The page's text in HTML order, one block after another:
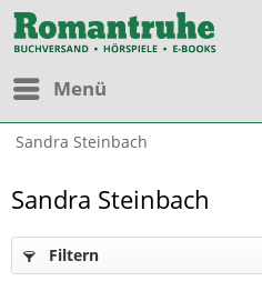
Menü
Sandra Steinbach
Sandra Steinbach
Filtern